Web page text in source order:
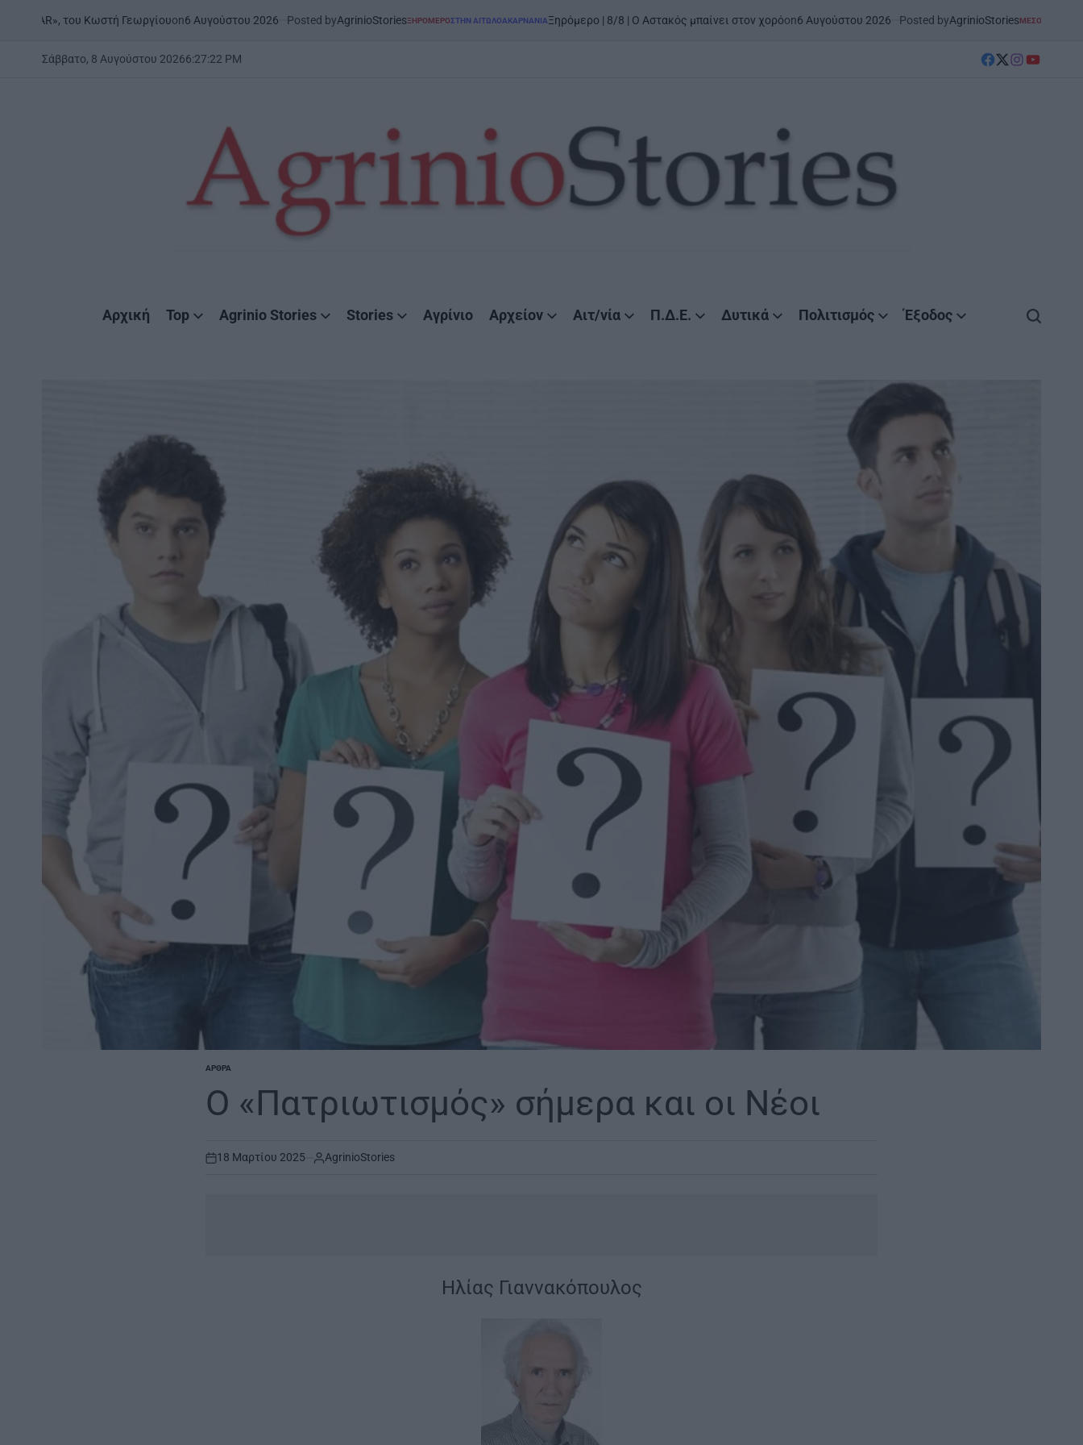
Κωστή Γεωργίουon6 Αυγούστου 2026 Posted byAgrinioStoriesPOSTED
ΞΗΡΟΜΕΡΟΣΤΗΝ ΑΙΤΩΛΟΑΚΑΡΝΑΝΊΑΞηρόμερο | 8/8 | Ο Αστακός μπαίνει στον χορόon6 Αυγούστου 2026 Posted byAgrinioStoriesPOSTED
ΜΕΣΟΛΌΓΓΙΣΤΗΝ
Σάββατο, 8 Αυγούστου 20266:27:23 PM
facebook
Twitter
instagram
YouTube
Αρχική Top Agrinio Stories Stories Αγρίνιο Αρχείον Αιτ/νία Π.Δ.Ε. Δυτικά Πολιτισμός Έξοδος
POSTED
ΆΡΘΡΑ
O «Πατριωτισμός» σήμερα και οι Νέοι
on
18 Μαρτίου 2025 AgrinioStories
Ηλίας Γιαννακόπουλος